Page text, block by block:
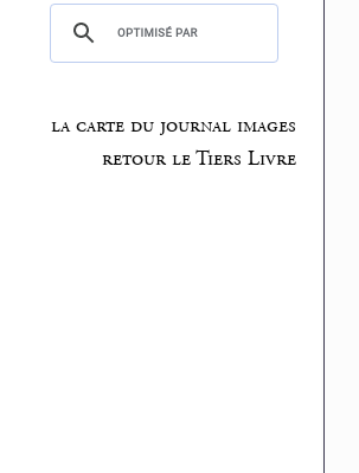
la carte du journal images
retour le Tiers Livre